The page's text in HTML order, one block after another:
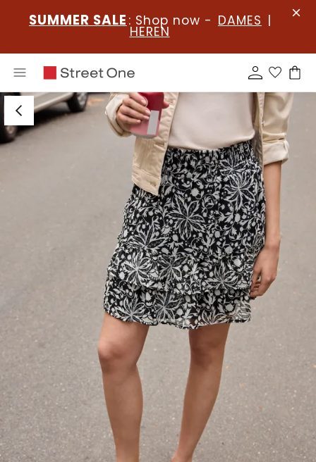
SUMMER SALE : Shop now - DAMES |
HEREN